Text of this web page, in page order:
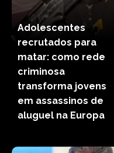
Adolescentes
recrutados para
matar: como rede
criminosa
transforma jovens
em assassinos de
aluguel na Europa